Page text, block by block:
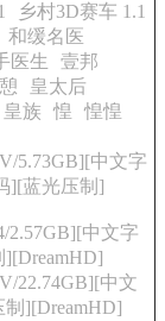
乡村3D赛车 1.1
和缓名医
医生
壹邦
皇太后
皇族 惶
惶惶
5.73GB][中文字
][蓝光压制]
2.57GB][中文字
22.74GB][中文
][DreamHD]